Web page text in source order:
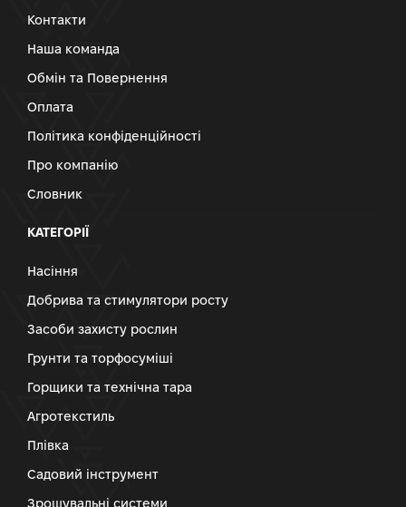
Контакти
Наша команда
Обмін та Повернення
Оплата
Політика конфіденційності
Про компанію
Словник
КАТЕГОРІЇ
Насіння
Добрива та стимулятори росту
Засоби захисту рослин
Грунти та торфосуміші
Горщики та технічна тара
Агротекстиль
Плівка
Садовий інструмент
Зрошувальні системи